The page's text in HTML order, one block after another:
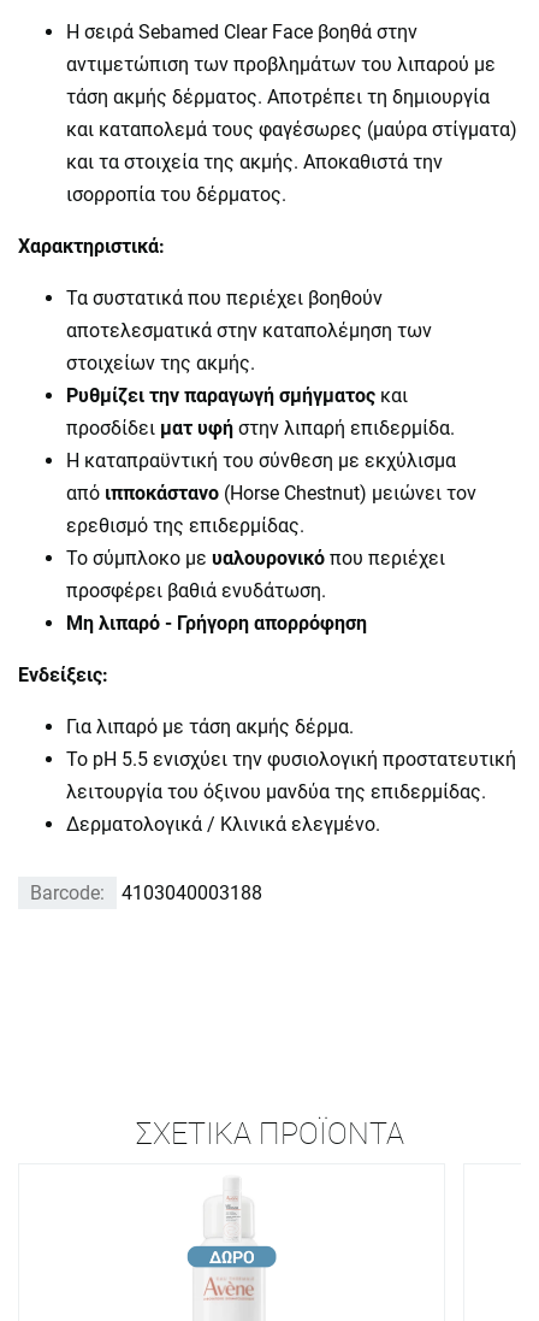
Η σειρά Sebamed Clear Face βοηθά στην
αντιμετώπιση των προβλημάτων του λιπαρού με
τάση ακμής δέρματος. Αποτρέπει τη δημιουργία
και καταπολεμά τους φαγέσωρες (μαύρα στίγματα)
και τα στοιχεία της ακμής. Αποκαθιστά την
ισορροπία του δέρματος.
Χαρακτηριστικά:
Τα συστατικά που περιέχει βοηθούν
αποτελεσματικά στην καταπολέμηση των
στοιχείων της ακμής.
Ρυθμίζει την παραγωγή σμήγματος και
προσδίδει ματ υφή στην λιπαρή επιδερμίδα.
Η καταπραϋντική του σύνθεση με εκχύλισμα
από ιπποκάστανο (Horse Chestnut) μειώνει τον
ερεθισμό της επιδερμίδας.
Το σύμπλοκο με υαλουρονικό που περιέχει
προσφέρει βαθιά ενυδάτωση.
Μη λιπαρό - Γρήγορη απορρόφηση
Ενδείξεις:
Για λιπαρό με τάση ακμής δέρμα.
Το pH 5.5 ενισχύει την φυσιολογική προστατευτική
λειτουργία του όξινου μανδύα της επιδερμίδας.
Δερματολογικά / Κλινικά ελεγμένο.
Barcode: 4103040003188
ΣΧΕΤΙΚΆ ΠΡΟΪΌΝΤΑ